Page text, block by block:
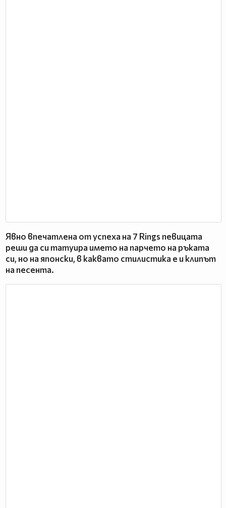
Явно впечатлена от успеха на 7 Rings певицата
реши да си татуира името на парчето на ръката
си, но на японски, в каквато стилистика е и клипът
на песента.